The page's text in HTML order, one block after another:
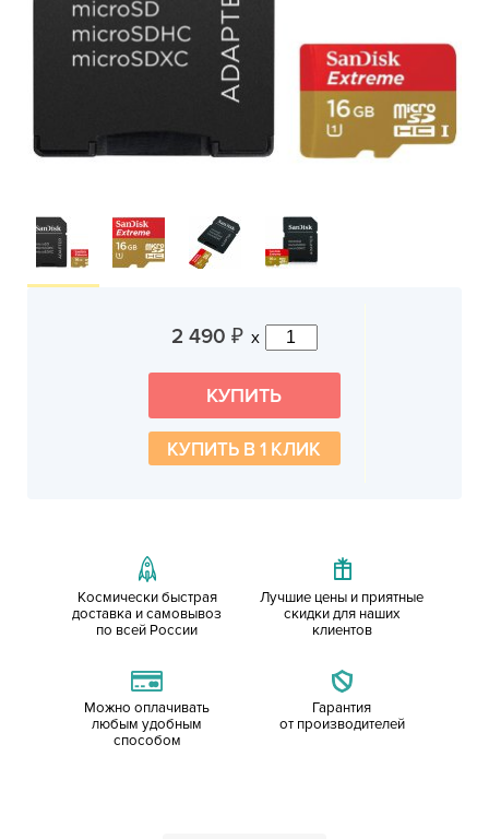
2 490 ₽ x
КУПИТЬ В 1 КЛИК
Космически быстрая
доставка и самовывоз
по всей России
Лучшие цены и приятные
скидки для наших
клиентов
Можно оплачивать
любым удобным
способом
Гарантия
от производителей